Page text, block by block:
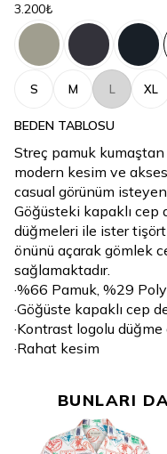
3.200₺
S M L XL
BEDEN TABLOSU
Streç pamuk kumaştan
modern kesim ve
casual görünüm
Göğüsteki kapaklı
düğmeleri ile ister
önünü açarak gömlek
sağlamaktadır.
·%66 Pamuk, %29
·Göğüste kapaklı cep
·Kontrast logolu düğme
·Rahat kesim
BUNLARI